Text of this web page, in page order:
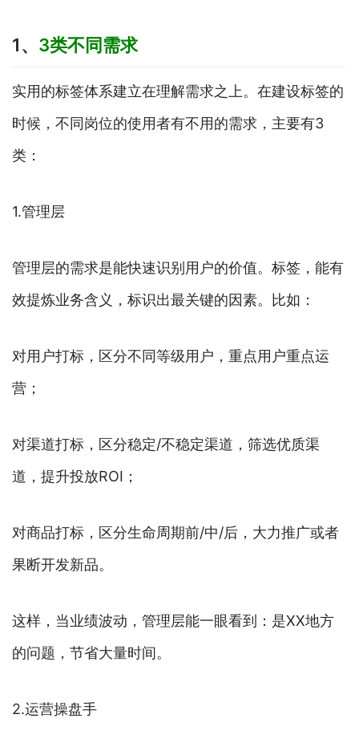
1、 3类不同需求
实用的标签体系建立在理解需求之上。在建设标签的
时候，不同岗位的使用者有不用的需求，主要有3
类：
1.管理层
管理层的需求是能快速识别用户的价值。标签，能有
效提炼业务含义，标识出最关键的因素。比如：
对用户打标，区分不同等级用户，重点用户重点运
营；
对渠道打标，区分稳定/不稳定渠道，筛选优质渠
道，提升投放ROI；
对商品打标，区分生命周期前/中/后，大力推广或者
果断开发新品。
这样，当业绩波动，管理层能一眼看到：是XX地方
的问题，节省大量时间。
2.运营操盘手